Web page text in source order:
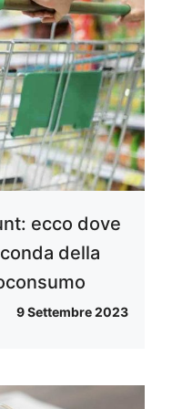
ecco dove
della
9 Settembre 2023